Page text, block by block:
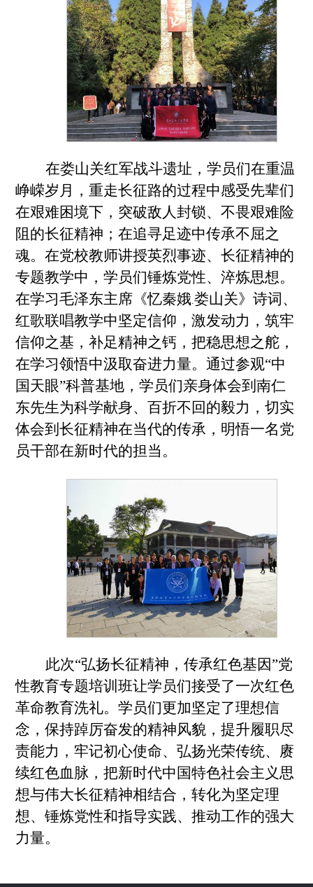
在娄山关红军战斗遗址，学员们在重温
峥嵘岁月，重走长征路的过程中感受先辈们
在艰难困境下，突破敌人封锁、不畏艰难险
阻的长征精神；在追寻足迹中传承不屈之
魂。在党校教师讲授英烈事迹、长征精神的
专题教学中，学员们锤炼党性、淬炼思想。
在学习毛泽东主席《忆秦娥.娄山关》诗词、
红歌联唱教学中坚定信仰，激发动力，筑牢
信仰之基，补足精神之钙，把稳思想之舵，
在学习领悟中汲取奋进力量。通过参观“中
国天眼”科普基地，学员们亲身体会到南仁
东先生为科学献身、百折不回的毅力，切实
体会到长征精神在当代的传承，明悟一名党
员干部在新时代的担当。
此次“弘扬长征精神，传承红色基因”党
性教育专题培训班让学员们接受了一次红色
革命教育洗礼。学员们更加坚定了理想信
念，保持踔厉奋发的精神风貌，提升履职尽
责能力，牢记初心使命、弘扬光荣传统、赓
续红色血脉，把新时代中国特色社会主义思
想与伟大长征精神相结合，转化为坚定理
想、锤炼党性和指导实践、推动工作的强大
力量。